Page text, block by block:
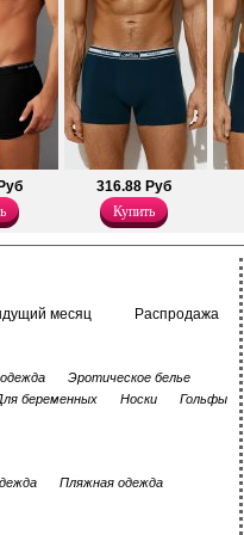
316.88 Руб
Купить
месяц
Распродажа
Эротическое белье
беременных Носки
Гольфы
Пляжная одежда